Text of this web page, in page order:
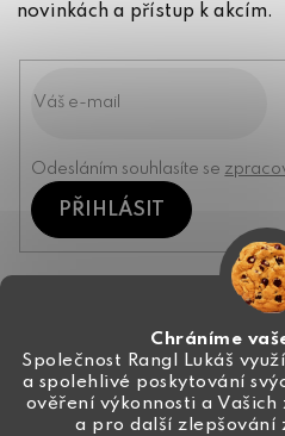
Chráníme
Společnost Rangl Lukáš
a spolehlivé poskytování
ověření výkonnosti a
a pro další zlepšování
novinkách a přístup k akcím.
Odesláním souhlasíte se
PŘIHLÁSIT
+420 774 444 191